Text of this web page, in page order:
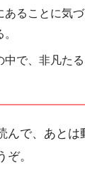
あることに気
中で、非凡た
んで、あとは
ぞ。